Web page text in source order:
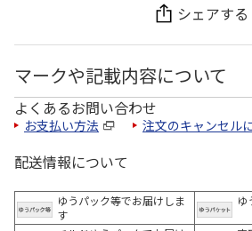
シェアする
マークや記載内容について
よくあるお問い合わせ
お支払い方法 注文のキャンセル
配送情報について
ゆうパック等でお届けしま
す
ゆ